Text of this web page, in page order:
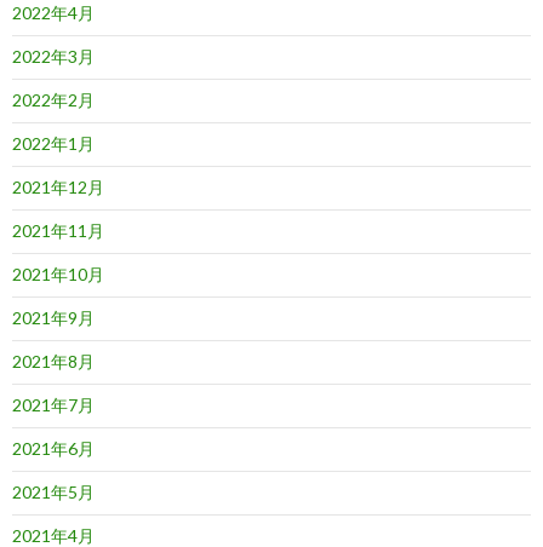
2022年4月
2022年3月
2022年2月
2022年1月
2021年12月
2021年11月
2021年10月
2021年9月
2021年8月
2021年7月
2021年6月
2021年5月
2021年4月